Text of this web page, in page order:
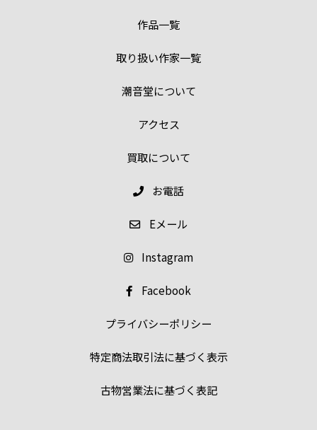
作品一覧
取り扱い作家一覧
潮音堂について
アクセス
買取について
お電話
Eメール
Instagram
Facebook
プライバシーポリシー
特定商法取引法に基づく表示
古物営業法に基づく表記